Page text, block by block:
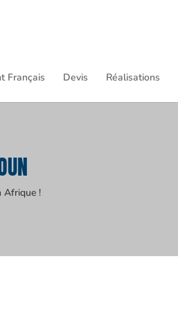
Français Devis Réalisations
Afrique !